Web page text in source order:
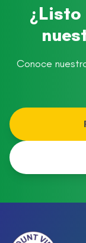
Conoce